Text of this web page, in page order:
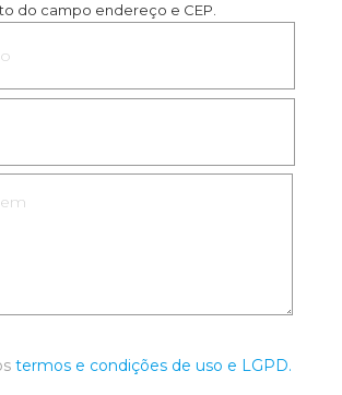
do campo endereço e CEP.
termos e condições de uso e LGPD.